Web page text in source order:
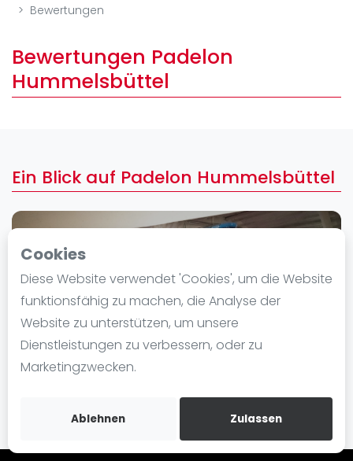
Cookies
Diese Website verwendet 'Cookies', um die Website
funktionsfähig zu machen, die Analyse der
Website zu unterstützen, um unsere
Dienstleistungen zu verbessern, oder zu
Marketingzwecken.
Ablehnen Zulassen
Veranstaltungen
Turniere
International
Playtomic
Frauen
FIP Frauen
Blog
Die Geschichte von Padel
Regeln und Punktzählung
Padel Schläge
Video
Bewertungen
Bewertungen Padelon
Hummelsbüttel
Ein Blick auf Padelon Hummelsbüttel